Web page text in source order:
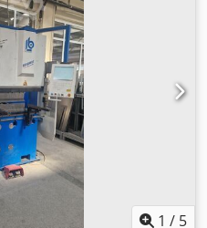
Crjdezl Sraspfx Aidef
Yeniden konumlandırma
Hidrolik presleme
ağırlığı: maks. 200 kg X
maks. 60 m/dak Y ekseninin
m/dak X ve Y eksenlerinin eş
maks. 85 m/dak Standart
250 vuruş/dak Hızlı hidrolik
dak Not: Makine zaten
1 / 5